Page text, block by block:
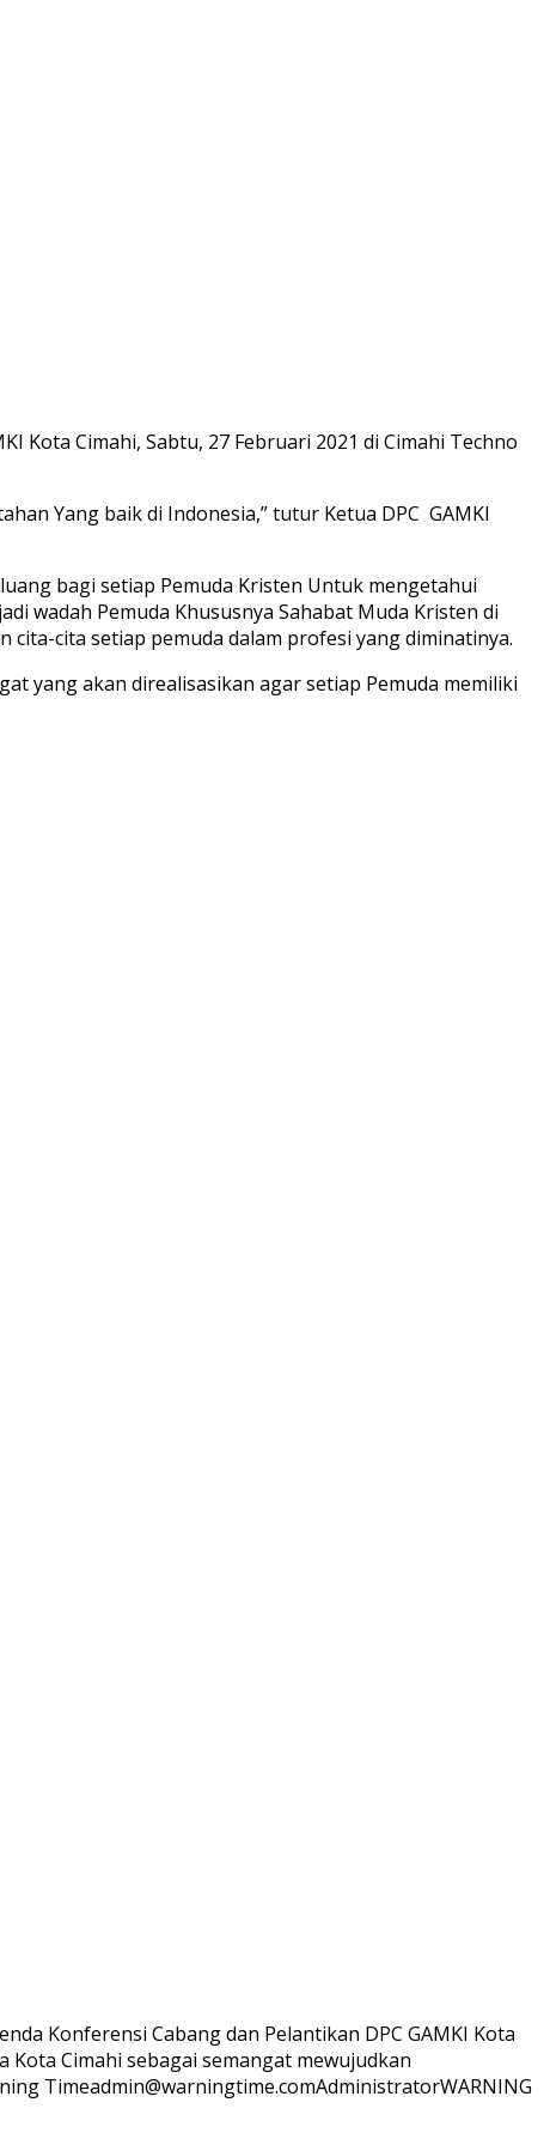
Kota Cimahi, Sabtu, 27 Februari 2021 di Cimahi Techno
Yang baik di Indonesia,” tutur Ketua DPC GAMKI
bagi setiap Pemuda Kristen Untuk mengetahui
wadah Pemuda Khususnya Sahabat Muda Kristen di
cita setiap pemuda dalam profesi yang diminatinya.
yang akan direalisasikan agar setiap Pemuda memiliki
Konferensi Cabang dan Pelantikan DPC GAMKI Kota
Kota Cimahi sebagai semangat mewujudkan
Timeadmin@warningtime.comAdministratorWARNING